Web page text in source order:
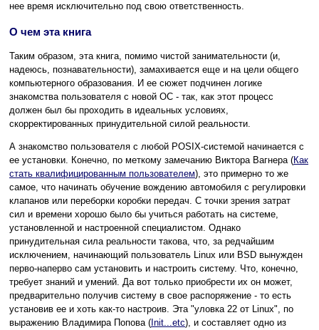
нее время исключительно под свою ответственность.
О чем эта книга
Таким образом, эта книга, помимо чистой занимательности (и,
надеюсь, познавательности), замахивается еще и на цели общего
компьютерного образования. И ее сюжет подчинен логике
знакомства пользователя с новой ОС - так, как этот процесс
должен был бы проходить в идеальных условиях,
скорректированных принудительной силой реальности.
А знакомство пользователя с любой POSIX-системой начинается с
ее установки. Конечно, по меткому замечанию Виктора Вагнера (Как
стать квалифицированным пользователем), это примерно то же
самое, что начинать обучение вождению автомобиля с регулировки
клапанов или переборки коробки передач. С точки зрения затрат
сил и времени хорошо было бы учиться работать на системе,
установленной и настроенной специалистом. Однако
принудительная сила реальности такова, что, за редчайшим
исключением, начинающий пользователь Linux или BSD вынужден
перво-наперво сам установить и настроить систему. Что, конечно,
требует знаний и умений. Да вот только приобрести их он может,
предварительно получив систему в свое распоряжение - то есть
установив ее и хоть как-то настроив. Эта "уловка 22 от Linux", по
выражению Владимира Попова ( Init...etc), и составляет одно из